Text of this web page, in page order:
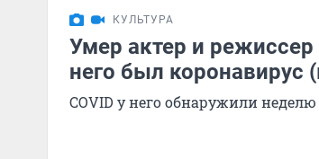
КУЛЬТУРА
Умер актер и
него был коронавирус
COVID у него обнаружили